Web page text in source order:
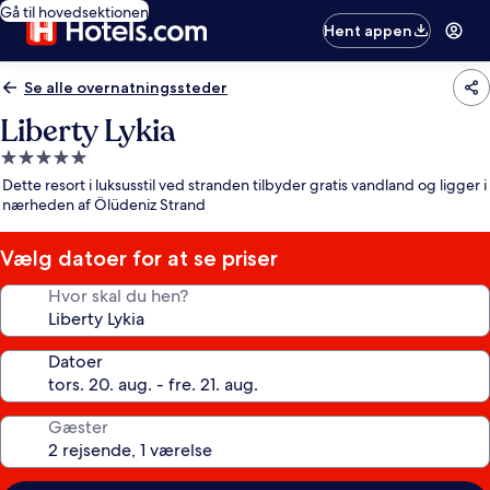
Gå til hovedsektionen
Hent appen
Se alle overnatningssteder
Liberty Lykia
5.0-
stjernet
overnatningssted
Dette resort i luksusstil ved stranden tilbyder gratis vandland og ligger i
nærheden af Ölüdeniz Strand
Vælg datoer for at se priser
Hvor skal du hen?
Datoer
Gæster